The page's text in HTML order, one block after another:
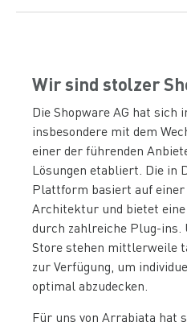
Wir sind stolzer
Die Shopware AG hat sich
insbesondere mit dem
einer der führenden
Lösungen etabliert. Die in
Plattform basiert auf
Architektur und bietet
durch zahlreiche Plug-ins.
Store stehen mittlerweile
zur Verfügung, um
optimal abzudecken.
Für uns von Arrabiata hat